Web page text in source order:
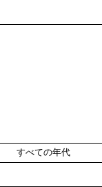
すべての年代